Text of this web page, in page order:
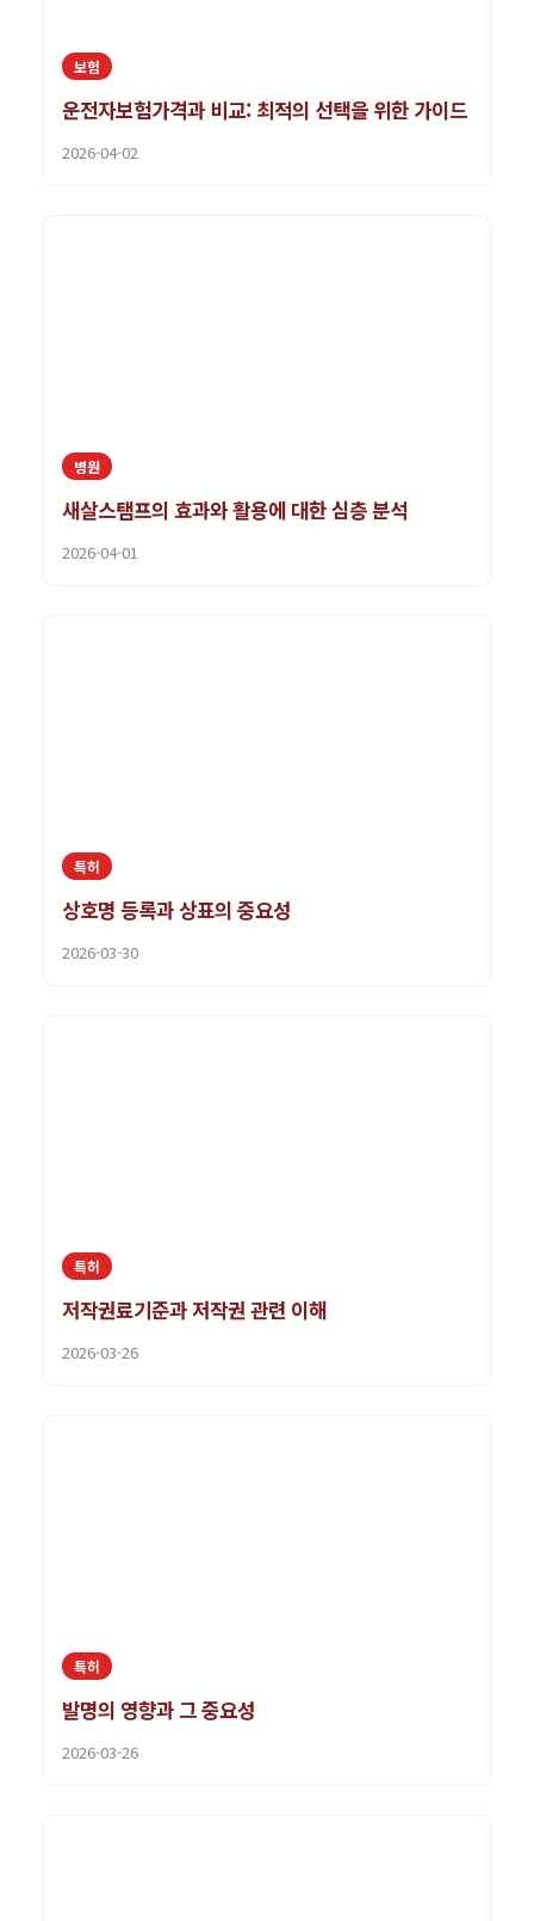
보험
운전자보험가격과 비교: 최적의 선택을 위한 가이드
2026-04-02
병원
새살스탬프의 효과와 활용에 대한 심층 분석
2026-04-01
특허
상호명 등록과 상표의 중요성
2026-03-30
특허
저작권료기준과 저작권 관련 이해
2026-03-26
특허
발명의 영향과 그 중요성
2026-03-26